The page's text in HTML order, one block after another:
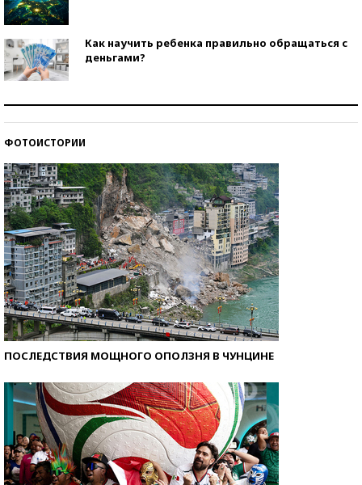
Как научить ребенка правильно обращаться с
деньгами?
ФОТОИСТОРИИ
ПОСЛЕДСТВИЯ МОЩНОГО ОПОЛЗНЯ В ЧУНЦИНЕ